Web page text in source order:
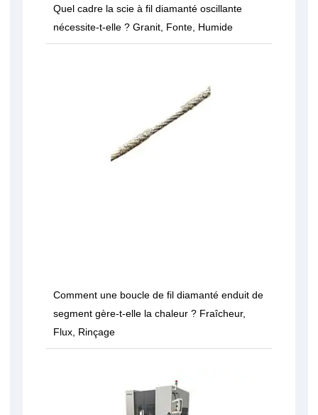
Quel cadre la scie à fil diamanté oscillante
nécessite-t-elle ? Granit, Fonte, Humide
Comment une boucle de fil diamanté enduit de
segment gère-t-elle la chaleur ? Fraîcheur,
Flux, Rinçage